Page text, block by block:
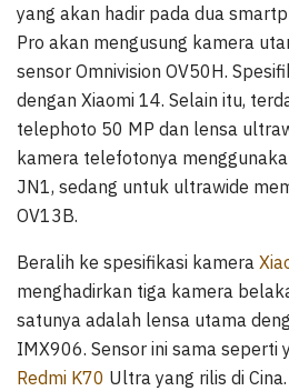
yang akan hadir pada dua
Pro akan mengusung kamera
sensor Omnivision OV50H.
dengan Xiaomi 14. Selain itu,
telephoto 50 MP dan lensa
kamera telefotonya
JN1, sedang untuk ultrawide
OV13B.
Beralih ke spesifikasi kamera
menghadirkan tiga kamera
satunya adalah lensa utama
IMX906. Sensor ini sama seperti
Redmi K70 Ultra yang rilis di Cina.